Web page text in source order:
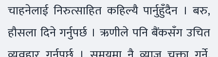
चाहनेलाई निरुत्साहित कहिल्यै पार्नुहुँदैन । बरु,
हौसला दिने गर्नुपर्छ । ऋणीले पनि बैंकसँग उचित